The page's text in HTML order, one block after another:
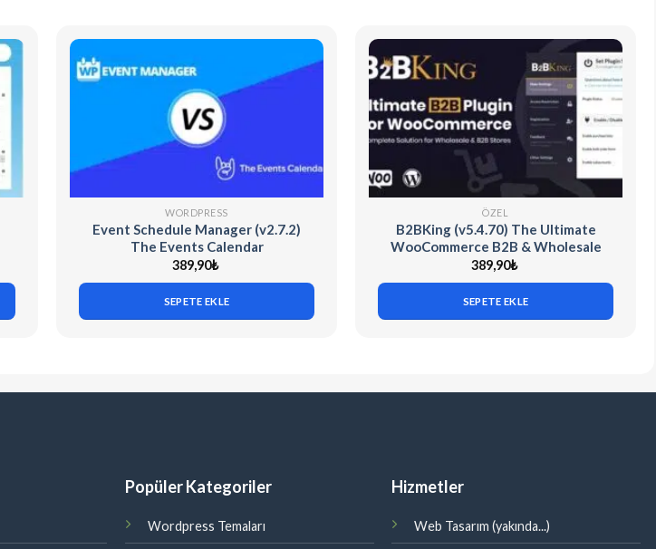
WORDPRESS
Event Schedule Manager (v2.7.2)
The Events Calendar
389,90₺
SEPETE EKLE
ÖZEL
B2BKing (v5.4.70) The Ultimate
WooCommerce B2B & Wholesale
Plugin
389,90₺
SEPETE EKLE
Popüler Kategoriler
Wordpress Temaları
Hizmetler
Web Tasarım (yakında...)